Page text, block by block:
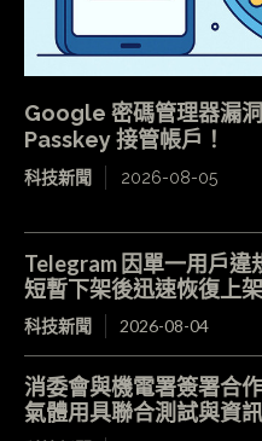
Google 密碼管理器漏
Passkey 接管帳戶！
科技新聞 2026-08-05
Telegram 因單一用戶
短暫下架後迅速恢復上架
科技新聞 2026-08-04
消委會與機電署簽署合
氣體用具聯合測試與資